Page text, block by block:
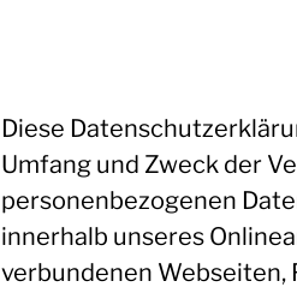
Diese
Umfang und Zweck der
personenbezogenen
innerhalb unseres
verbundenen Webseiten,